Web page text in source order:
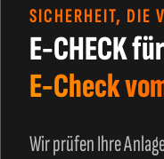
SICHERHEIT, DIE
E-CHECK
E-Check
Wir prüfen Ihre